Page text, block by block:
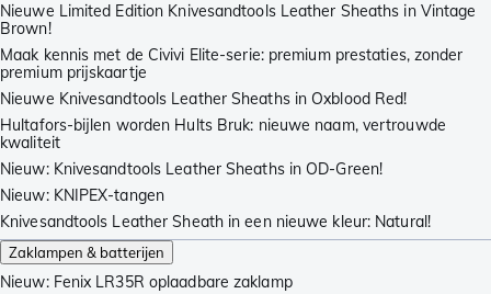
Nieuwe Limited Edition Knivesandtools Leather Sheaths in Vintage
Brown!
Maak kennis met de Civivi Elite-serie: premium prestaties, zonder
premium prijskaartje
Nieuwe Knivesandtools Leather Sheaths in Oxblood Red!
Hultafors-bijlen worden Hults Bruk: nieuwe naam, vertrouwde
kwaliteit
Nieuw: Knivesandtools Leather Sheaths in OD-Green!
Nieuw: KNIPEX-tangen
Knivesandtools Leather Sheath in een nieuwe kleur: Natural!
Zaklampen & batterijen
Nieuw: Fenix LR35R oplaadbare zaklamp